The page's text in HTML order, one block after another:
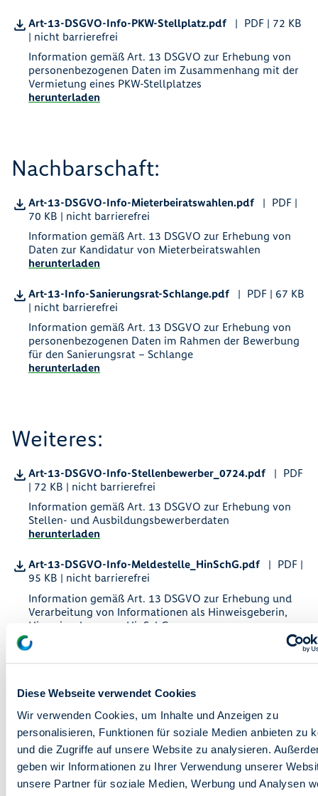
Diese Webseite verwendet Cookies
Wir verwenden Cookies, um Inhalte und Anzeigen zu
personalisieren, Funktionen für soziale Medien anbieten zu
und die Zugriffe auf unsere Website zu analysieren.
geben wir Informationen zu Ihrer Verwendung unserer
unsere Partner für soziale Medien, Werbung und Analysen
Art-13-DSGVO-Info-PKW-Stellplatz.pdf
PDF | 72 KB
| nicht barrierefrei
Information gemäß Art. 13 DSGVO zur Erhebung von
personenbezogenen Daten im Zusammenhang mit der
Vermietung eines PKW-Stellplatzes
herunterladen
Nachbarschaft:
Art-13-DSGVO-Info-Mieterbeiratswahlen.pdf
PDF |
70 KB | nicht barrierefrei
Information gemäß Art. 13 DSGVO zur Erhebung von
Daten zur Kandidatur von Mieterbeiratswahlen
herunterladen
Art-13-Info-Sanierungsrat-Schlange.pdf
PDF | 67 KB
| nicht barrierefrei
Information gemäß Art. 13 DSGVO zur Erhebung von
personenbezogenen Daten im Rahmen der Bewerbung
für den Sanierungsrat – Schlange
herunterladen
Weiteres:
Art-13-DSGVO-Info-Stellenbewerber_0724.pdf
PDF
| 72 KB | nicht barrierefrei
Information gemäß Art. 13 DSGVO zur Erhebung von
Stellen- und Ausbildungsbewerberdaten
herunterladen
Art-13-DSGVO-Info-Meldestelle_HinSchG.pdf
PDF |
95 KB | nicht barrierefrei
Information gemäß Art. 13 DSGVO zur Erhebung und
Verarbeitung von Informationen als Hinweisgeberin,
Hinweisgeber gem. HinSchG
herunterladen
personenbezogenen Daten für das degewo-Bulletin
herunterladen
Art-13-DSGVO-Info-Neubau-Newsletter.pdf
PDF |
67 KB | nicht barrierefrei